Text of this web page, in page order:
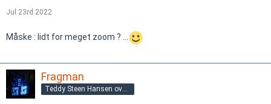
Jul 23rd 2022
Måske : lidt for meget zoom ? ...
Fragman
Teddy Steen Hansen overgnu@gmail.com